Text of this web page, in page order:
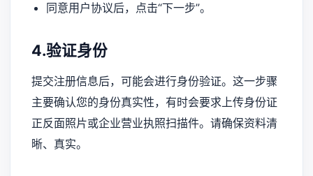
同意用户协议后，点击“下一步”。
4.验证身份
提交注册信息后，可能会进行身份验证。这一步骤
主要确认您的身份真实性，有时会要求上传身份证
正反面照片或企业营业执照扫描件。请确保资料清
晰、真实。